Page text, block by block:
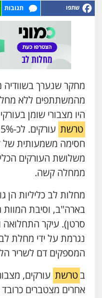
תגובות
מהמשתתפים ללא
היו מצבורי שומן
טרשת
חסימה משמעותית של
ממחלה קשה.
מחלות לב כליליות הן
בארה"ב, וסיבת המוות
סרטן). עיקר
נגרמת על ידי מחלת
המספקים דם לשריר
ב טרשת עורקים,
אחרים מצטברים